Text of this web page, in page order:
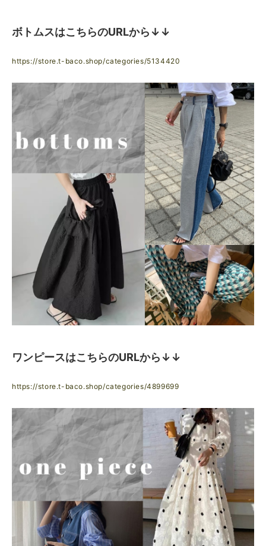
ボトムスはこちらのURLから↓↓
https://store.t-baco.shop/categories/5134420
ワンピースはこちらのURLから↓↓
https://store.t-baco.shop/categories/4899699